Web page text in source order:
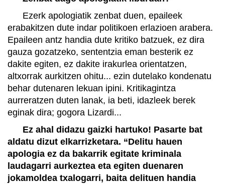
Ezerk apologiatik zenbat duen, epaileek
erabakitzen dute indar politikoen erlazioen arabera.
Epaileen antz handia dute kritiko batzuek, ez dira
gauza gozatzeko, sententzia eman besterik ez
dakite egiten, ez dakite irakurlea orientatzen,
altxorrak aurkitzen ohitu... ezin dutelako kondenatu
behar dutenaren lekuan ipini. Kritikagintza
aurreratzen duten lanak, ia beti, idazleek berek
eginak dira; gogora Lizardi...
Ez ahal didazu gaizki hartuko! Pasarte bat
aldatu dizut elkarrizketara. “Delitu hauen
apologia ez da bakarrik egitate kriminala
laudagarri aurkeztea eta egiten duenaren
jokamoldea txalogarri, baita delituen handia